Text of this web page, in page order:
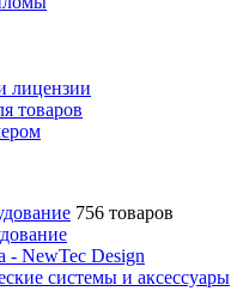
лицензии
товаров
756 товаров
- NewTec Design
системы и аксессуары